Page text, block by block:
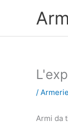
/
Armi da